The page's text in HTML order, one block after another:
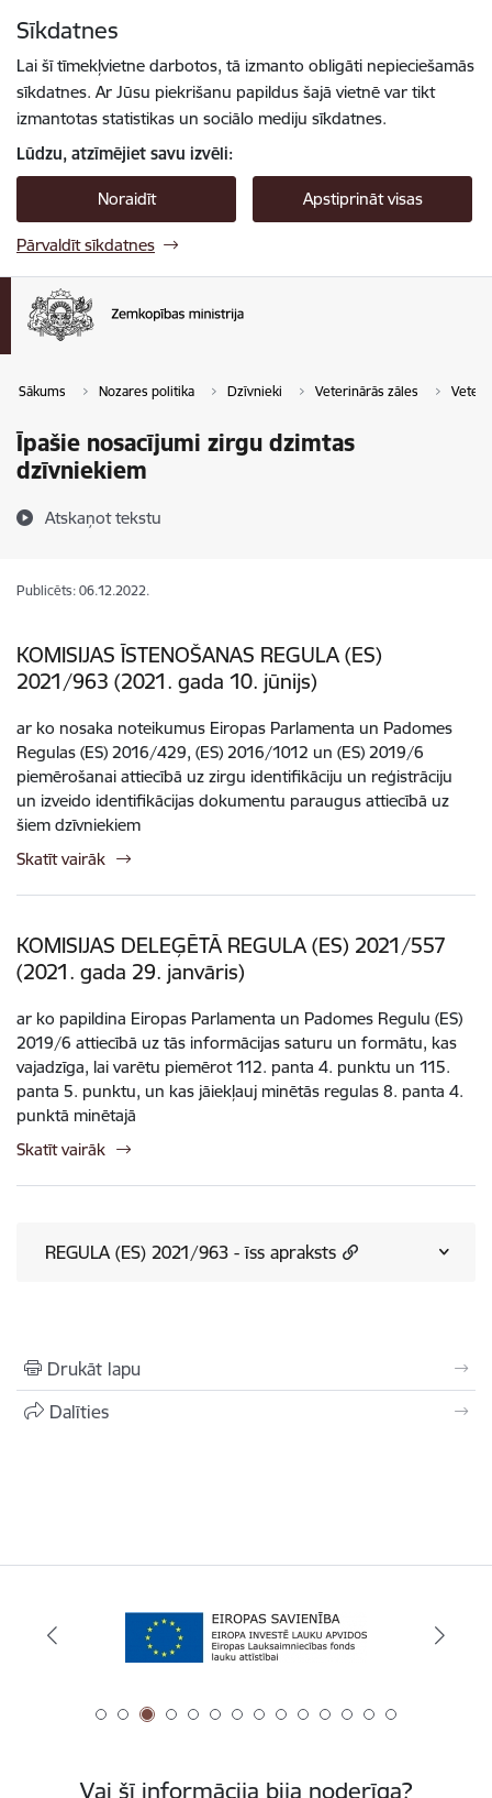
Sīkdatnes
Lai šī tīmekļvietne darbotos, tā izmanto obligāti nepieciešamās
sīkdatnes. Ar Jūsu piekrišanu papildus šajā vietnē var tikt
izmantotas statistikas un sociālo mediju sīkdatnes.
Lūdzu, atzīmējiet savu izvēli:
Noraidīt Apstiprināt visas
Pārvaldīt sīkdatnes
Sākums Nozares politika Dzīvnieki Veterinārās zāles
Īpašie nosacījumi zirgu dzimtas
dzīvniekiem
Atskaņot tekstu
Publicēts: 06.12.2022.
KOMISIJAS ĪSTENOŠANAS REGULA (ES)
2021/963 (2021. gada 10. jūnijs)
ar ko nosaka noteikumus Eiropas Parlamenta un Padomes
Regulas (ES) 2016/429, (ES) 2016/1012 un (ES) 2019/6
piemērošanai attiecībā uz zirgu identifikāciju un reģistrāciju
un izveido identifikācijas dokumentu paraugus attiecībā uz
šiem dzīvniekiem
Skatīt vairāk
KOMISIJAS DELEĢĒTĀ REGULA (ES) 2021/557
(2021. gada 29. janvāris)
ar ko papildina Eiropas Parlamenta un Padomes Regulu (ES)
2019/6 attiecībā uz tās informācijas saturu un formātu, kas
vajadzīga, lai varētu piemērot 112. panta 4. punktu un 115.
panta 5. punktu, un kas jāiekļauj minētās regulas 8. panta 4.
punktā minētajā
Skatīt vairāk
REGULA (ES) 2021/963 - īss apraksts
Drukāt lapu
Dalīties
Vai šī informācija bija noderīga?